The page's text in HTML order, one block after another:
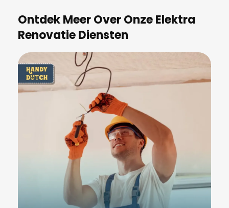
Ontdek Meer Over Onze Elektra
Renovatie Diensten